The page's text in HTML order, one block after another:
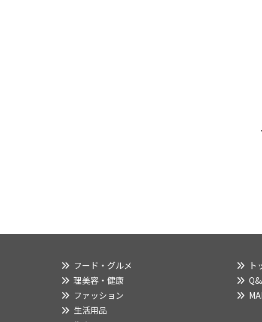
フード・グルメ
理美容・健康
ファッション
生活用品
ト